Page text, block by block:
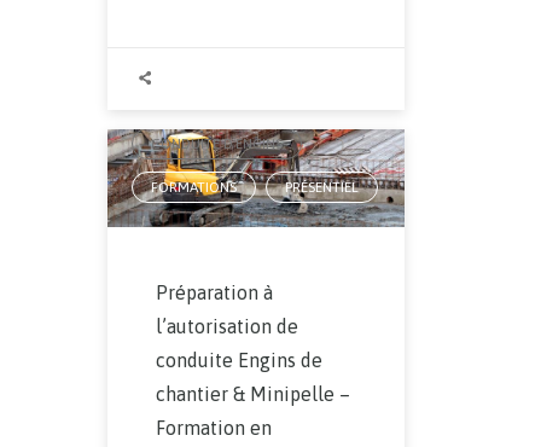
CONDUITE D'ENGINS ,
FORMATIONS , PRÉSENTIEL
Préparation à
l’autorisation de
conduite Engins de
chantier & Minipelle –
Formation en